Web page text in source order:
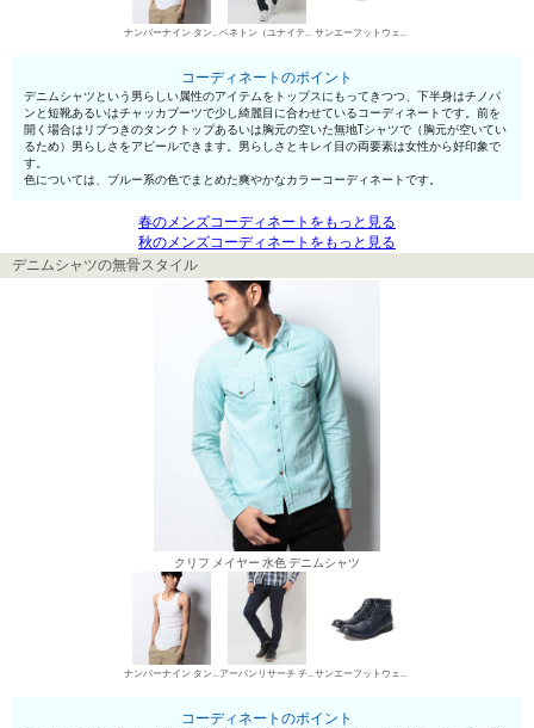
ナンバーナイン タンクトップ ベネトン（ユナイテッド カラーズ オブ ベネトン） チノパン・綿パン サンエーフットウェア 短靴・レザーシューズ
コーディネートのポイント
デニムシャツという男らしい属性のアイテムをトップスにもってきつつ、下半身はチノパ
ンと短靴あるいはチャッカブーツで少し綺麗目に合わせているコーディネートです。前を
開く場合はリブつきのタンクトップあるいは胸元の空いた無地Tシャツで（胸元が空いてい
るため）男らしさをアピールできます。男らしさとキレイ目の両要素は女性から好印象で
す。
色については、ブルー系の色でまとめた爽やかなカラーコーディネートです。
春のメンズコーディネートをもっと見る
秋のメンズコーディネートをもっと見る
デニムシャツの無骨スタイル
クリフ メイヤー 水色 デニムシャツ
ナンバーナイン タンクトップ アーバンリサーチ チノパン・綿パン サンエーフットウェア ワークブーツ
コーディネートのポイント